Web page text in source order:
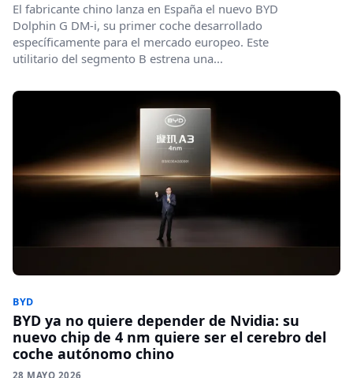
El fabricante chino lanza en España el nuevo BYD
Dolphin G DM-i, su primer coche desarrollado
específicamente para el mercado europeo. Este
utilitario del segmento B estrena una...
BYD
BYD ya no quiere depender de Nvidia: su
nuevo chip de 4 nm quiere ser el cerebro del
coche autónomo chino
28 MAYO 2026